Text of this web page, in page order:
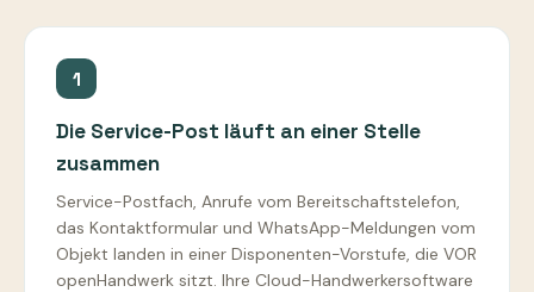
1
Die Service-Post läuft an einer Stelle
zusammen
Service-Postfach, Anrufe vom Bereitschaftstelefon,
das Kontaktformular und WhatsApp-Meldungen vom
Objekt landen in einer Disponenten-Vorstufe, die VOR
openHandwerk sitzt. Ihre Cloud-Handwerkersoftware